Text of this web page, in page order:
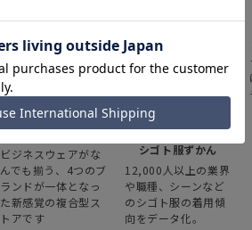
スーツスクエア
ビジネスウェアがな
んでも揃う、4つのブ
ランドが一体となっ
た新感覚の複合型ス
トアです
みんなの
シゴト服ずかん
12,000人以上の業界
や職種、シーンなど
のシゴト服の着用傾
向をデータ化。